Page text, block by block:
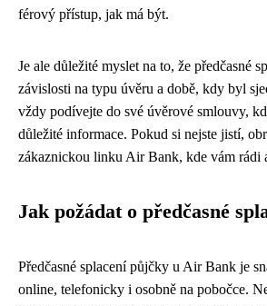
férový přístup, jak má být.
Je ale důležité myslet na to, že předčasné
závislosti na typu úvěru a době, kdy byl
vždy podívejte do své úvěrové smlouvy,
důležité informace. Pokud si nejste jistí,
zákaznickou linku Air Bank, kde vám rádi
Jak požádat o předčasné
Předčasné splacení půjčky u Air Bank je
online, telefonicky i osobně na pobočce.